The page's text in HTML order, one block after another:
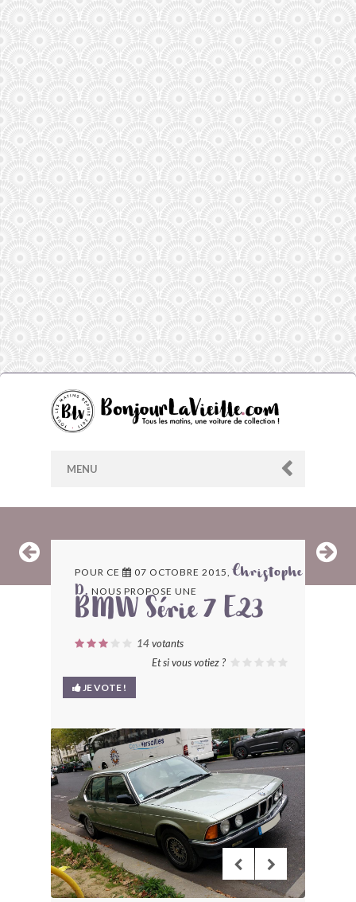
MENU
ARCHIVES
LES CONTRIBUTEURS
LE BLOG
BONJOURLAVIEILLE ?
MODÈLES ET MARQUES
COMMENT FONCTIONNE BLV ?
POUR CE 07 OCTOBRE 2015,Christophe
D. NOUS PROPOSE UNE
BMW Série 7 E23
14votants
Et si vous votiez ?
JE VOTE !